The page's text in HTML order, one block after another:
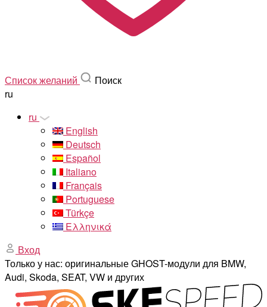
Список желаний
Поиск
ru
ru
English
Deutsch
Español
Italiano
Français
Portuguese
Türkçe
Ελληνικά
Вход
Только у нас: оригинальные GHOST-модули для BMW,
Audi, Skoda, SEAT, VW и других